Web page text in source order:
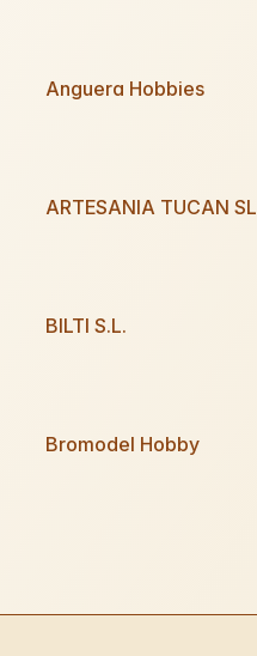
Anguera Hobbies
ARTESANIA TUCAN SL
BILTI S.L.
Bromodel Hobby